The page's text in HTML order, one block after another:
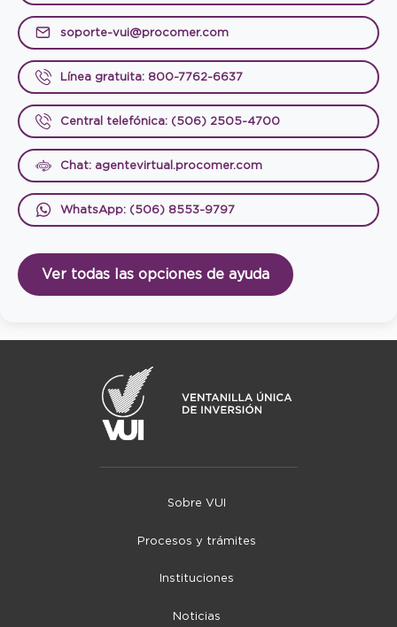
soporte-vui@procomer.com
Línea gratuita: 800-7762-6637
Central telefónica: (506) 2505-4700
Chat: agentevirtual.procomer.com
WhatsApp: (506) 8553-9797
Ver todas las opciones de ayuda
Sobre VUI
Procesos y trámites
Instituciones
Noticias